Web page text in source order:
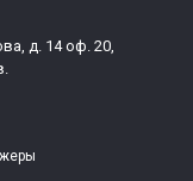
д. 14 оф. 20,